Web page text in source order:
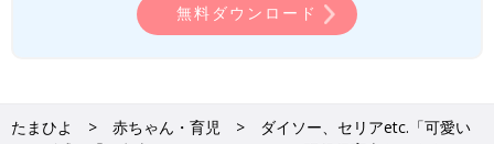
無料ダウンロード
たまひよ 赤ちゃん・育児
ダイソー、セリアetc.「可愛い